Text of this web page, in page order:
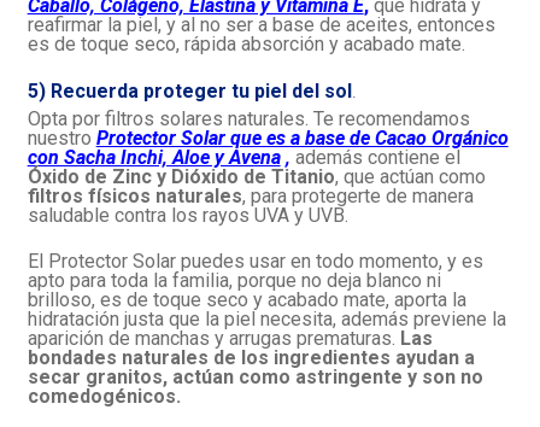
Caballo, Colágeno, Elastina y Vitamina E,que hidrata y
reafirmar la piel, y al no ser a base de aceites, entonces
es de toque seco, rápida absorción y acabado mate.
5) Recuerda proteger tu piel del sol.
Opta por filtros solares naturales. Te recomendamos
nuestro Protector Solar que es a base de Cacao Orgánico
con Sacha Inchi, Aloe y Avena, además contiene el
Óxido de Zinc y Dióxido de Titanio, que actúan como
filtros físicos naturales, para protegerte de manera
saludable contra los rayos UVA y UVB.
El Protector Solar puedes usar en todo momento, y es
apto para toda la familia, porque no deja blanco ni
brilloso, es de toque seco y acabado mate, aporta la
hidratación justa que la piel necesita, además previene la
aparición de manchas y arrugas prematuras. Las
bondades naturales de los ingredientes ayudan a
secar granitos, actúan como astringente y son no
comedogénicos.